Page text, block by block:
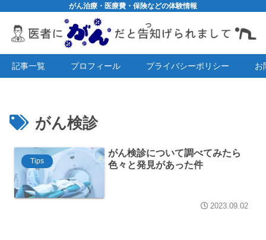
がん治療・医療費・保険などの体験情報
記事一覧 プロフィール プライバシーポリシー お
がん検診
Tips
がん検診について調べてみたら
色々と発見があった件
2023.09.02